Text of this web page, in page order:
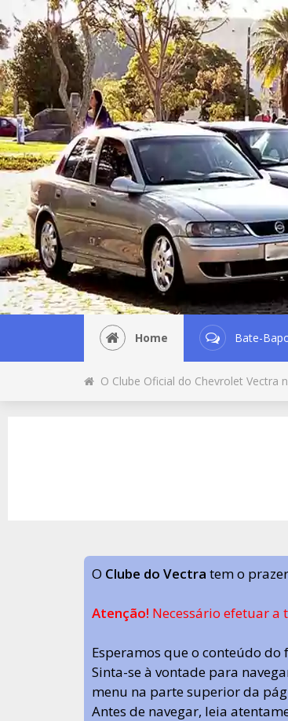
Home Bate-
O Clube Oficial do Chevrolet Vectra
O Clube do Vectra tem o
Atenção! Necessário efetuar a
Esperamos que o conteúdo
Sinta-se à vontade para
menu na parte superior da
Antes de navegar, leia